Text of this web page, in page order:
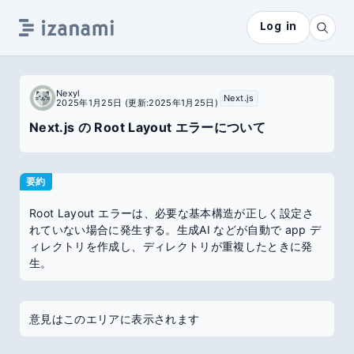
Log in
Nexyl
2025年1月25日 (更新:2025年1月25日) Next.js
Next.js の Root Layout エラーについて
要約
Root Layout エラーは、必要な基本構造が正しく設定さ
れていない場合に発生する。生成AI などが自動で app デ
ィレクトリを作成し、ディレクトリが重複したときに発
生。
意見はこのエリアに表示されます